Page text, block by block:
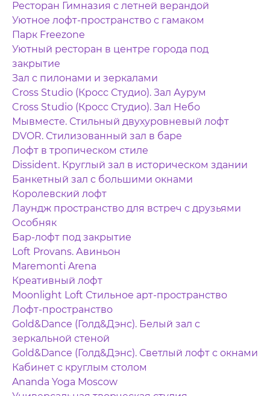
Ресторан Гимназия с летней верандой
Уютное лофт-пространство с гамаком
Парк Freezone
Уютный ресторан в центре города под
закрытие
Зал с пилонами и зеркалами
Cross Studio (Кросс Студио). Зал Аурум
Cross Studio (Кросс Студио). Зал Небо
Мывместе. Стильный двухуровневый лофт
DVOR. Стилизованный зал в баре
Лофт в тропическом стиле
Dissident. Круглый зал в историческом здании
Банкетный зал с большими окнами
Королевский лофт
Лаундж пространство для встреч с друзьями
Особняк
Бар-лофт под закрытие
Loft Provans. Авиньон
Maremonti Arena
Креативный лофт
Moonlight Loft Стильное арт-пространство
Лофт-пространство
Gold&Dance (Голд&Дэнс). Белый зал с
зеркальной стеной
Gold&Dance (Голд&Дэнс). Светлый лофт с окнами
Кабинет с круглым столом
Ananda Yoga Moscow